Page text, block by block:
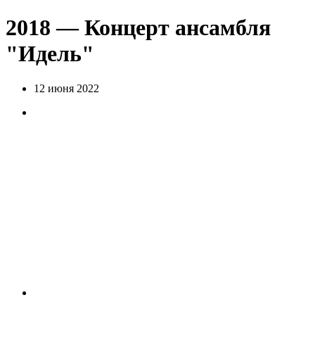
2018 — Концерт ансамбля
"Идель"
12 июня 2022